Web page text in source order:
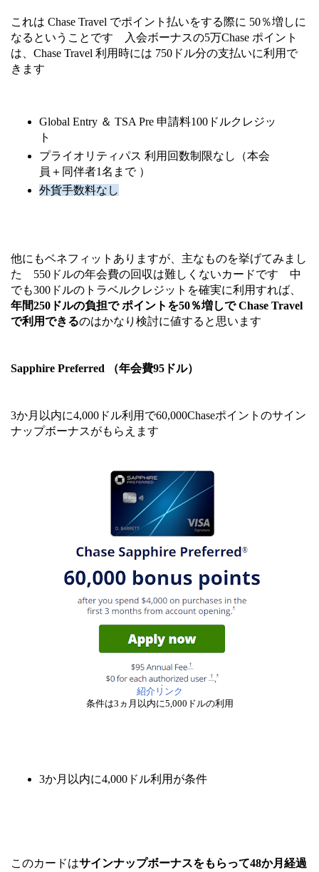
これは Chase Travel でポイント払いをする際に 50％増しに
なるということです 入会ボーナスの5万Chase ポイント
は、Chase Travel 利用時には 750ドル分の支払いに利用で
きます
Global Entry ＆ TSA Pre 申請料100ドルクレジッ
ト
プライオリティパス 利用回数制限なし（本会
員＋同伴者1名まで ）
外貨手数料なし
他にもベネフィットありますが、主なものを挙げてみまし
た 550ドルの年会費の回収は難しくないカードです 中
でも300ドルのトラベルクレジットを確実に利用すれば、
年間250ドルの負担で ポイントを50％増しで Chase Travel
で利用できるのはかなり検討に値すると思います
Sapphire Preferred （年会費95ドル）
3か月以内に4,000ドル利用で60,000Chaseポイントのサイン
ナップボーナスがもらえます
紹介リンク
条件は3ヵ月以内に5,000ドルの利用
3か月以内に4,000ドル利用が条件
このカードはサインナップボーナスをもらって48か月経過